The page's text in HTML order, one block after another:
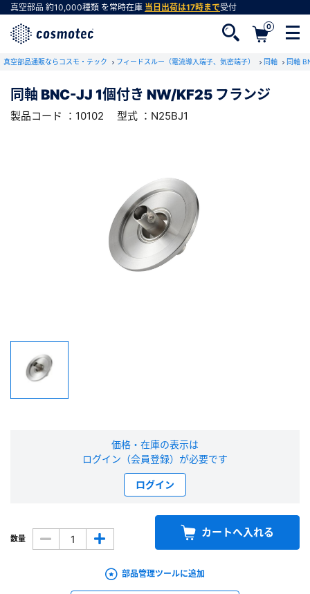
真空部品 約10,000種類 を常時在庫 当日出荷は17時まで受付
0
真空部品通販ならコスモ・テック フィードスルー（電流導入端子、気密端子） 同軸 同軸
同軸 BNC-JJ 1個付き NW/KF25 フランジ
製品コード ：10102 型式 ：N25BJ1
価格・在庫の表示は
ログイン（会員登録）が必要です
ログイン
数量 カートへ入れる
部品管理ツールに追加
RoHS2適合報告書のダウンロード
下記製品のRoHS2適合報告書のダウンロードをします。
同軸 BNC-JJ 1個付き NW/KF25 フランジ
ダウンロードする
会員登録がお済みでない方
※新規会員登録をお申し込み頂いてから本登録となるまで、数日間かかる場合
があります。また当社の判断によりお断りする場合があります。
ログイン
パスワード再発行ページ